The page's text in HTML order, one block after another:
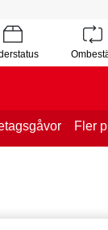
Fler